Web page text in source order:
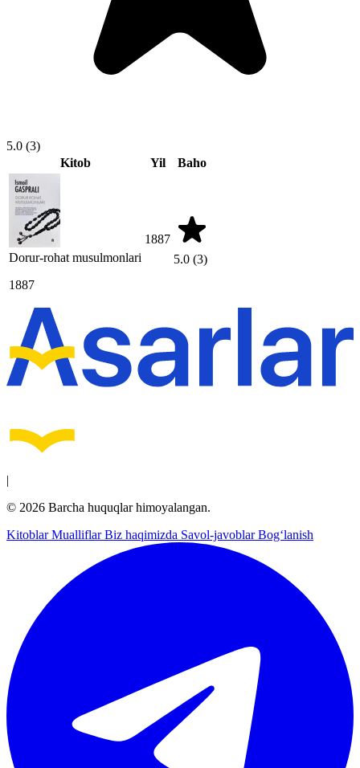
5.0 (3)
Kitob
Yil Baho
Dorur-rohat musulmonlari
1887
1887
5.0 (3)
|
© 2026 Barcha huquqlar himoyalangan.
KitoblarMualliflarBiz haqimizda Savol-javoblarBog‘lanish